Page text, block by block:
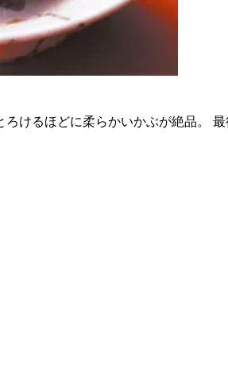
けるほどに柔らかいかぶが絶品。